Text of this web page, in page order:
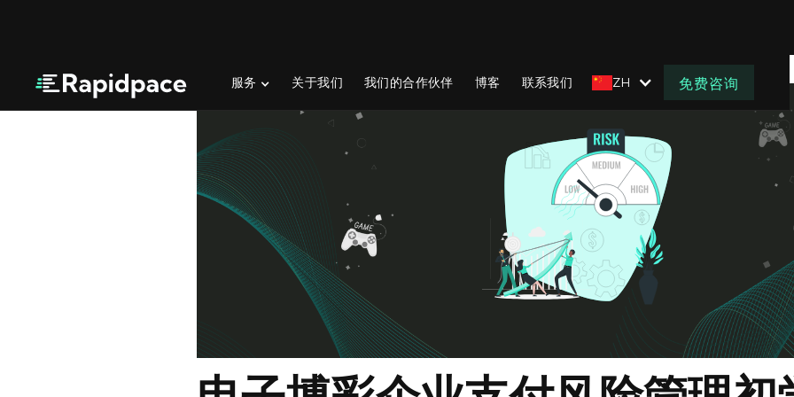
服务 关于我们 我们的合作伙伴 博客 联系我们 ZH 免费咨询